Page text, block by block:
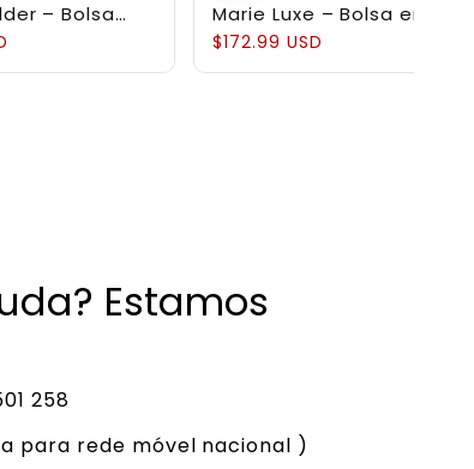
– Bolsa
em Couro
Marie Luxe – Bolsa em
Couro Genuíno
$172.99 USD
Estamos
258
para rede móvel nacional )